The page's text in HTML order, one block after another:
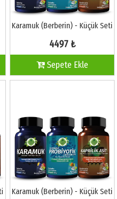
Karamuk (Berberin) - Küçük Seti
4497 ₺
Sepete Ekle
Karamuk (Berberin) - Küçük Seti